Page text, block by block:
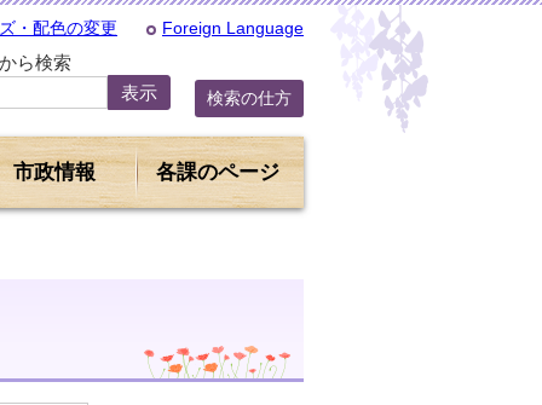
・配色の変更 Foreign Language
ら検索
検索の仕方
市政情報 各課のページ